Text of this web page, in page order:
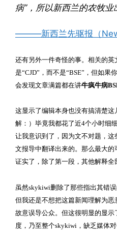
病”，所以新西兰的农牧
———新西兰先驱报（
还有另外一件奇怪的事。 相关的英
是“CJD”，而不是“BSE”， 但如果
会发现文章满篇都在讲牛疯牛病
这显示了编辑本身也没有搞清楚
解：）毕竟我都花了近4个小时细
让我意识到了，因为文不对题， 这
文报导中翻译出来的。那么最大的
证实了，除了第一段，其他解释全
虽然skykiwi删除了那些指出其错
但我还是不想把这篇新闻理解为
故意误导公众。但这很明显的显
度，乃至整个skykiwi，缺乏媒体对